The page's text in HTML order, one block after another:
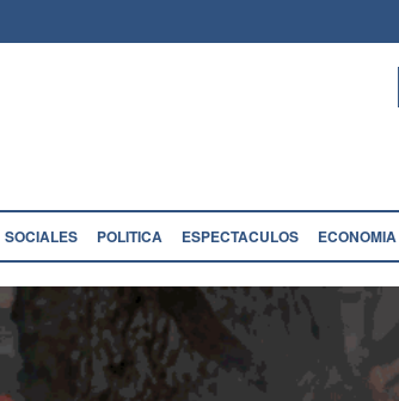
SOCIALES POLITICA ESPECTACULOS ECONOMIA